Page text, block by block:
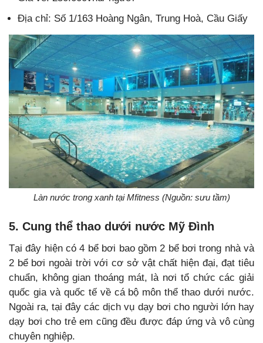
Địa chỉ: Số 1/163 Hoàng Ngân, Trung Hoà, Cầu Giấy
Làn nước trong xanh tại Mfitness (Nguồn: sưu tầm)
5. Cung thể thao dưới nước Mỹ Đình
Tại đây hiện có 4 bể bơi bao gồm 2 bể bơi trong nhà và
2 bể bơi ngoài trời với cơ sở vật chất hiện đại, đạt tiêu
chuẩn, không gian thoáng mát, là nơi tổ chức các giải
quốc gia và quốc tế về cá bộ môn thể thao dưới nước.
Ngoài ra, tại đây các dịch vụ dạy bơi cho người lớn hay
dạy bơi cho trẻ em cũng đều được đáp ứng và vô cùng
chuyên nghiệp.